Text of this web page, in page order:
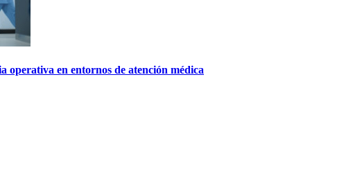
operativa en entornos de atención médica